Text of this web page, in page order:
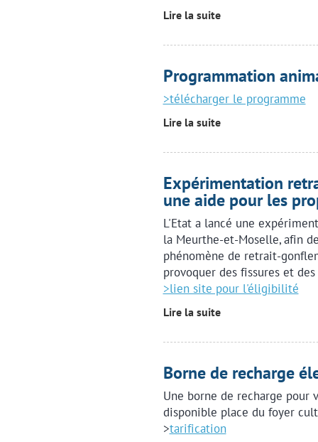
Lire la suite
Programmation
>télécharger le programme
Lire la suite
Expérimentation
une aide pour les
L'Etat a lancé une
la Meurthe-et-Moselle, afin
phénomène de retrait-
provoquer des fissures et
>lien site pour l'éligibilité
Lire la suite
Borne de recharge
Une borne de recharge pour
disponible place du foyer
>tarification